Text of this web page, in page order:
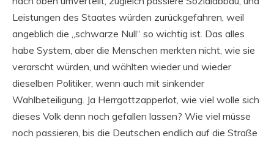
Leistungen des Staates würden zurückgefahren, weil
angeblich die „schwarze Null“ so wichtig ist. Das alles
habe System, aber die Menschen merkten nicht, wie sie
verarscht würden, und wählten wieder und wieder
dieselben Politiker, wenn auch mit sinkender
Wahlbeteiligung. Ja Herrgottzapperlot, wie viel wolle sich
dieses Volk denn noch gefallen lassen? Wie viel müsse
noch passieren, bis die Deutschen endlich auf die Straße